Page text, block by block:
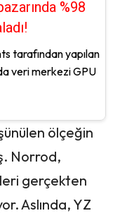
%98
tarafından yapılan
veri merkezi GPU
ölçeğin
Norrod,
gerçekten
Aslında, YZ